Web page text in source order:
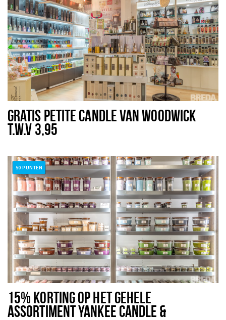
GRATIS PETITE CANDLE VAN WOODWICK
T.W.V 3,95
50 PUNTEN
15% KORTING OP HET GEHELE
ASSORTIMENT YANKEE CANDLE &